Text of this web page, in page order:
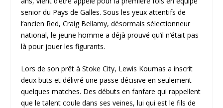
senior du Pays de Galles. Sous les yeux attentifs de
l’ancien Red, Craig Bellamy, désormais sélectionneur
national, le jeune homme a déjà prouvé qu’il n’était pas
là pour jouer les figurants.
Lors de son prêt à Stoke City, Lewis Koumas a inscrit
deux buts et délivré une passe décisive en seulement
quelques matches. Des débuts en fanfare qui rappellent
que le talent coule dans ses veines, lui qui est le fils de